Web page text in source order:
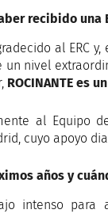
recibido una
al ERC
un nivel
ROCINANTE es
al Equipo
cuyo apoyo
años y
intenso para